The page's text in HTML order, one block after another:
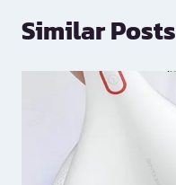
Similar Posts